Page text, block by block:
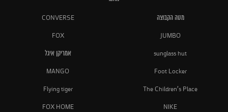
מטה הקבוצה CONVERSE
JUMBO
FOX
sunglass hut אמריקן איגל
Foot Locker
MANGO
The Children's Place
Flying tiger
NIKE
FOX HOME